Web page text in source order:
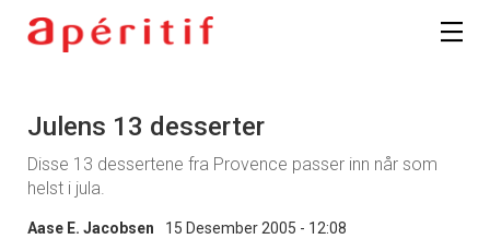
Julens 13 desserter
Disse 13 dessertene fra Provence passer inn når som
helst i jula.
Aase E. Jacobsen 15 Desember 2005 - 12:08